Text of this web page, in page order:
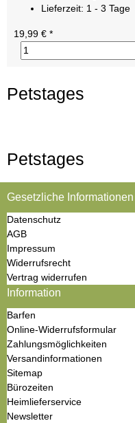
Lieferzeit: 1 - 3 Tage
19,99 € *
Petstages
Petstages
Gesetzliche Informationen
Datenschutz
AGB
Impressum
Widerrufsrecht
Vertrag widerrufen
Information
Barfen
Online-Widerrufsformular
Zahlungsmöglichkeiten
Versandinformationen
Sitemap
Bürozeiten
Heimlieferservice
Newsletter